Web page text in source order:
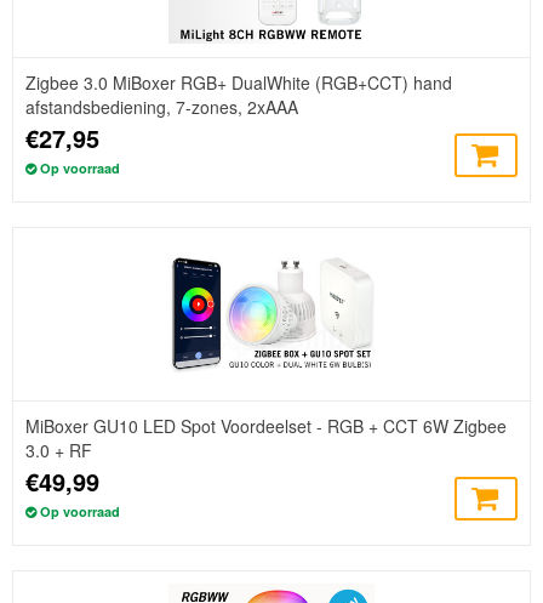
Zigbee 3.0 MiBoxer RGB+ DualWhite (RGB+CCT) hand
afstandsbediening, 7-zones, 2xAAA
€27,95
Op voorraad
MiBoxer GU10 LED Spot Voordeelset - RGB + CCT 6W Zigbee
3.0 + RF
€49,99
Op voorraad